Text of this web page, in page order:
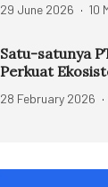
29 June 2026 10
Satu-satunya
Perkuat
28 February 2026